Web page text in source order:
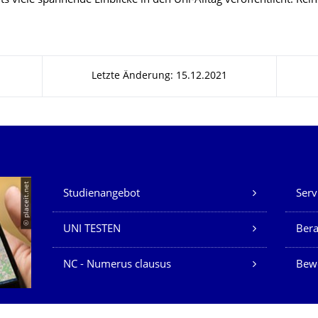
Letzte Änderung: 15.12.2021
© placeit.net Unsere Dienste
Studienangebot
UNI TESTEN
NC - Numerus clausus